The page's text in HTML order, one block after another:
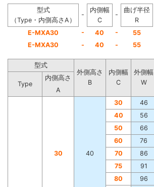
型式
（Type・内側高さA）
-
内側幅
C
-
曲げ半径
R
E-MXA30 - 40 - 55
E-MXA30
- 40 - 55
型式
外側高さ
B
内側幅
C
外側幅
W
Type
内側高さ
A
30 40
30 46
40
56
50
66
60
76
70
86
75
91
80
96